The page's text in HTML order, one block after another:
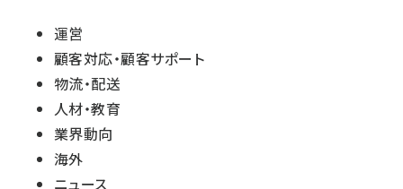
運営
顧客対応・顧客サポート
物流・配送
人材・教育
業界動向
海外
ニュース